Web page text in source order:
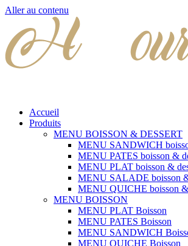
Aller au contenu
Accueil
Produits
MENU BOISSON & DESSERT
MENU SANDWICH
MENU PATES boisson &
MENU PLAT boisson &
MENU SALADE boisson
MENU QUICHE boisson &
MENU BOISSON
MENU PLAT Boisson
MENU PATES Boisson
MENU SANDWICH
MENU QUICHE Boisson